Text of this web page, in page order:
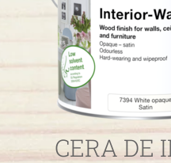
CERA DE